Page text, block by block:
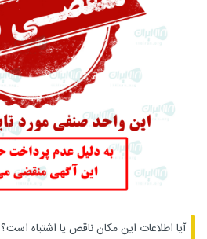
آیا اطلاعات این مکان ناقص یا اشتباه است؟